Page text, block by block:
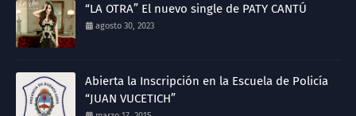
“LA OTRA” El nuevo single de PATY CANTÚ
agosto 30, 2023
Abierta la Inscripción en la Escuela de Policía
“JUAN VUCETICH”